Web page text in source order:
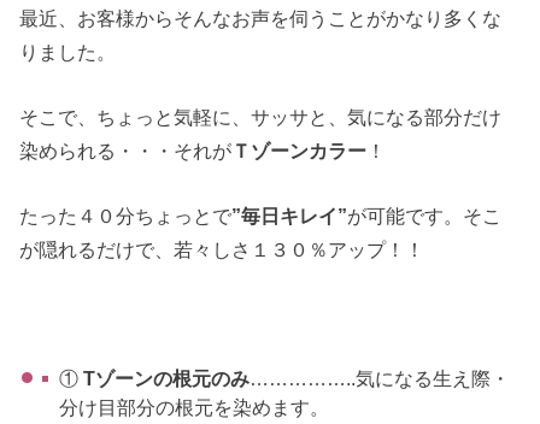
最近、お客様からそんなお声を伺うことがかなり多くな
りました。
そこで、ちょっと気軽に、サッサと、気になる部分だけ
染められる・・・それが Ｔゾーンカラー ！
たった４０分ちょっとで”毎日キレイ”が可能です。そこ
が隠れるだけで、若々しさ１３０％アップ！！
①Tゾーンの根元のみ……………..気になる生え際・
分け目部分の根元を染めます。